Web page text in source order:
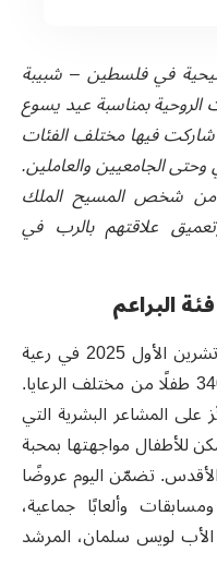
في فلسطين – شبيبة
بمناسبة عيد يسوع
لعام 2025، التي شاركت فيها مختلف الفئات
وحتى الجامعيين والعاملين.
من شخص المسيح الملك
علاقتهم بالرب في
البراعم
انطلقت الاحتفالات يوم الجمعة 31 تشرين الأول 2025 في رعية
سلطانة السلام – بيرزيت، بمشاركة 340 طفلًا من مختلف الرعايا.
على المشاعر البشرية التي
للأطفال مواجهتها بمحبة
تضمّن اليوم عروضًا
وألعابًا جماعية،
الأب لويس سلمان، المرشد